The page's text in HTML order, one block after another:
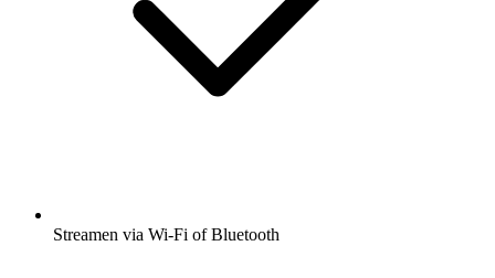
Streamen via Wi-Fi of Bluetooth